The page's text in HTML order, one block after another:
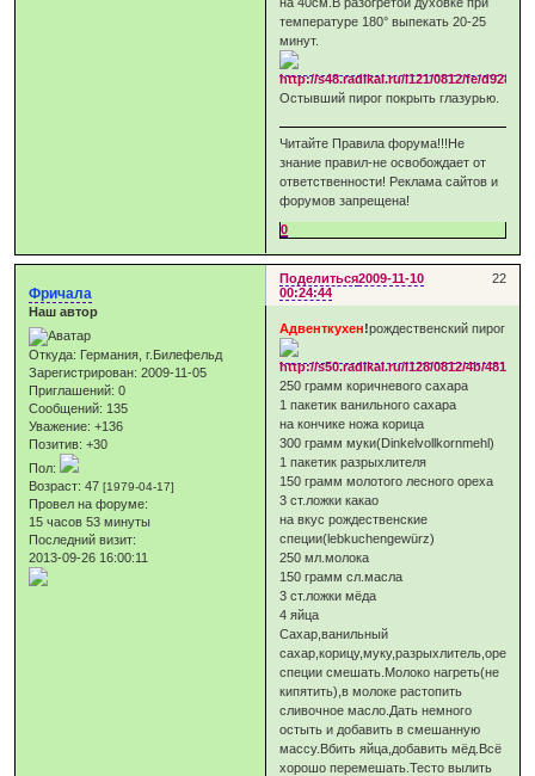
температуре 180° выпекать 20-25
минут.
Остывший пирог покрыть глазурью.
Читайте Правила форума!!!Не
знание правил-не освобождает от
ответственности! Реклама сайтов и
форумов запрещена!
0
Поделиться 22
2009-11-10
00:24:44
Фричала
Наш автор
Откуда: Германия, г.Билефельд
Зарегистрирован: 2009-11-05
Приглашений: 0
Сообщений: 135
Уважение: +136
Позитив: +30
Пол:
Возраст: 47[1979-04-17]
Провел на форуме:
15 часов 53 минуты
Последний визит:
2013-09-26 16:00:11
Адвенткухен!рождественский пирог
250 грамм коричневого сахара
1 пакетик ванильного сахара
на кончике ножа корица
300 грамм муки(Dinkelvollkornmehl)
1 пакетик разрыхлителя
150 грамм молотого лесного ореха
3 ст.ложки какао
на вкус рождественские
специи(lebkuchengewürz)
250 мл.молока
150 грамм сл.масла
3 ст.ложки мёда
4 яйца
Сахар,ванильный
специи смешать.Молоко нагреть(не
кипятить),в молоке растопить
сливочное масло.Дать немного
остыть и добавить в смешанную
массу.Вбить яйца,добавить мёд.Всё
хорошо перемешать.Тесто вылить